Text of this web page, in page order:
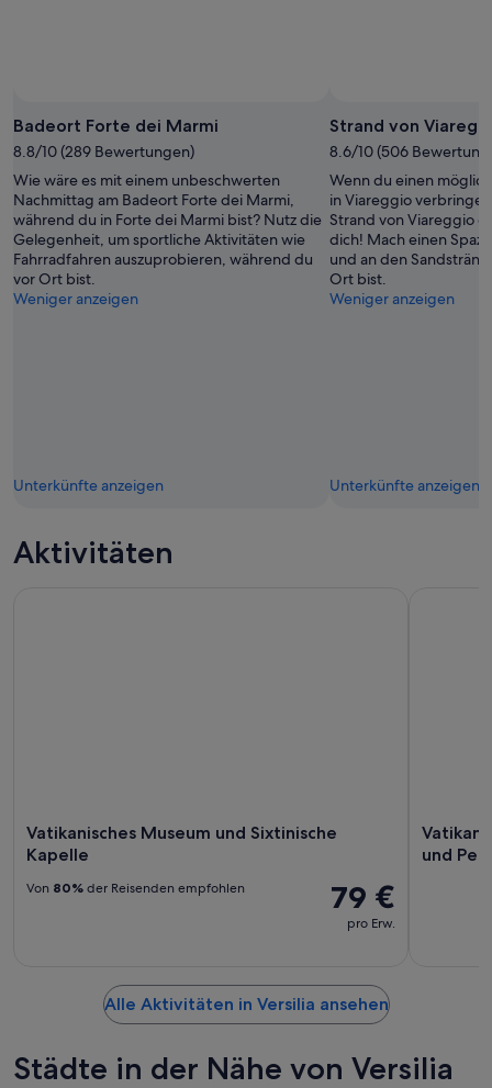
Badeort Forte dei Marmi
8.8/10 (289 Bewertungen)
Wie wäre es mit einem unbeschwerten
Nachmittag am Badeort Forte dei Marmi,
während du in Forte dei Marmi bist? Nutz die
Gelegenheit, um sportliche Aktivitäten wie
Fahrradfahren auszuprobieren, während du
vor Ort bist.
Weniger anzeigen
Unterkünfte anzeigen
Strand von
8.6/10 (506
Wenn du einen
in Viareggio
Strand von Viareggio
dich! Mach einen
und an den
Ort bist.
Weniger anzeigen
Unterkünfte anzeigen
Aktivitäten
Vatikanisches Museum und Sixtinische
Kapelle
79 €
pro Erw.
Von 80% der Reisenden empfohlen
und
Alle Aktivitäten in Versilia ansehen
Städte in der Nähe von Versilia